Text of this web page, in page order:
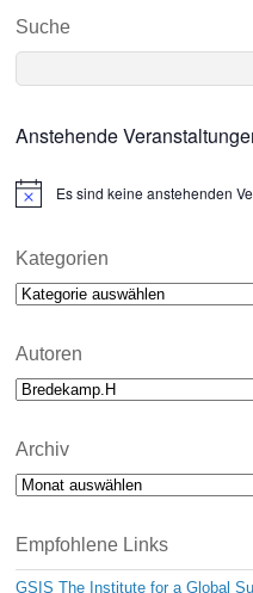
Suche
Anstehende
N
i
e
Es sind keine anstehenden
Kategorien
Kategorien
Autoren
Archiv
Archiv
Empfohlene Links
GSIS The Institute for a Global